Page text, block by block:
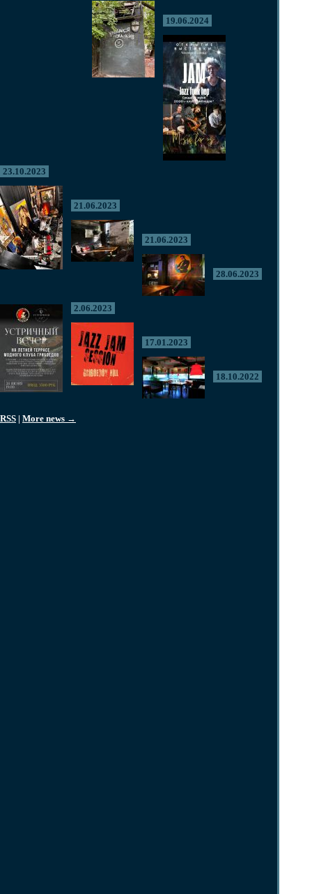
19.06.2024
23.10.2023
21.06.2023
21.06.2023
28.06.2023
2.06.2023
17.01.2023
18.10.2022
RSS | More news →